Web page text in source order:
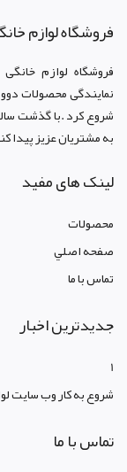
فروشگاه لوازم
فروشگاه لوازم
نمایندگی محصولات
شروع کرد .با گذشت
به مشتریان عزیز پیدا
لینک های مفید
محصولات
صفحه اصلي
تماس با ما
جدیدترین اخبار
1
شروع به کار وب سایت
تماس با ما